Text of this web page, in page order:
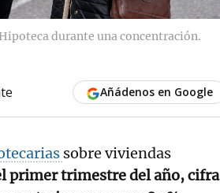
durante una concentración.
Añádenos en Google
sobre viviendas
primer trimestre del año, cifra